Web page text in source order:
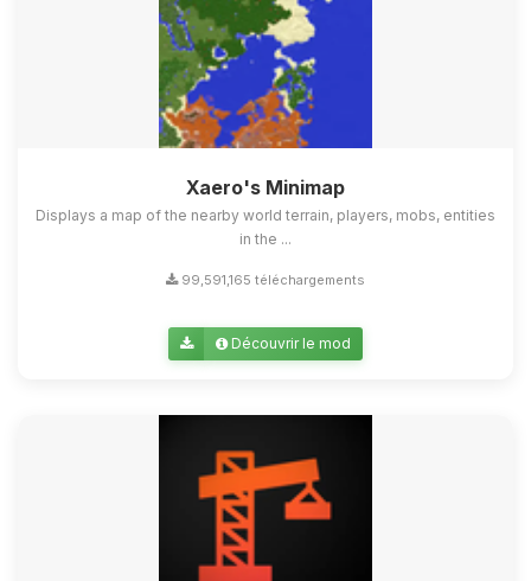
Xaero's Minimap
Displays a map of the nearby world terrain, players, mobs, entities
in the ...
99,591,165 téléchargements
Découvrir le mod